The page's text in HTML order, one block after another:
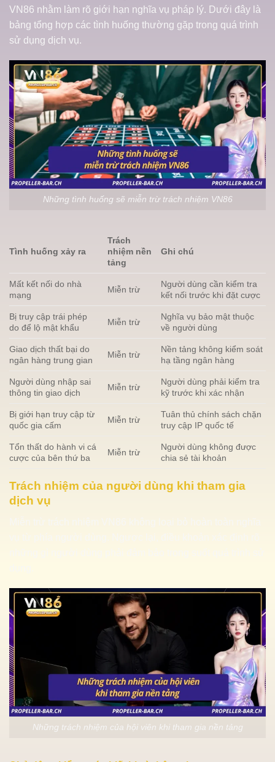
VN86 nhằm làm rõ giới hạn nghĩa vụ pháp lý. Dưới đây là
bảng tổng hợp các tình huống thường gặp trong quá trình
sử dụng dịch vụ.
Những tình huống sẽ miễn trừ trách nhiệm VN86
Tình huống xảy ra
Trách
nhiệm nền
tảng
Ghi chú
Mất kết nối do nhà
mạng
Miễn trừ
Người dùng cần kiểm tra
kết nối trước khi đặt cược
Bị truy cập trái phép
do để lộ mật khẩu
Miễn trừ
Nghĩa vụ bảo mật thuộc
về người dùng
Giao dịch thất bại do
ngân hàng trung gian
Miễn trừ
Nền tảng không kiểm soát
hạ tầng ngân hàng
Người dùng nhập sai
thông tin giao dịch
Miễn trừ
Người dùng phải kiểm tra
kỹ trước khi xác nhận
Bị giới hạn truy cập từ
quốc gia cấm
Miễn trừ
Tuân thủ chính sách chặn
truy cập IP quốc tế
Tổn thất do hành vi cá
cược của bên thứ ba
Miễn trừ
Người dùng không được
chia sẻ tài khoản
Trách nhiệm của người dùng khi tham gia
dịch vụ
Những trách nhiệm của hội viên khi tham gia nền tảng